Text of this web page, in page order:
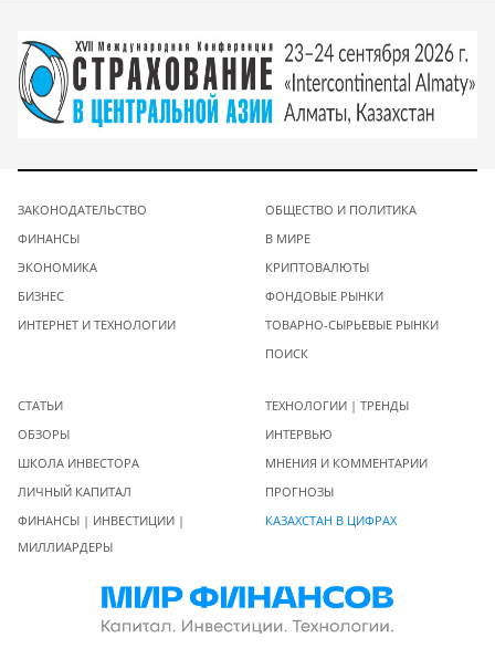
ЗАКОНОДАТЕЛЬСТВО
ФИНАНСЫ
ЭКОНОМИКА
БИЗНЕС
ИНТЕРНЕТ И ТЕХНОЛОГИИ
ОБЩЕСТВО И ПОЛИТИКА
В МИРЕ
КРИПТОВАЛЮТЫ
ФОНДОВЫЕ РЫНКИ
ТОВАРНО-СЫРЬЕВЫЕ РЫНКИ
ПОИСК
СТАТЬИ
ОБЗОРЫ
ШКОЛА ИНВЕСТОРА
ЛИЧНЫЙ КАПИТАЛ
ФИНАНСЫ | ИНВЕСТИЦИИ |
МИЛЛИАРДЕРЫ
ТЕХНОЛОГИИ | ТРЕНДЫ
ИНТЕРВЬЮ
МНЕНИЯ И КОММЕНТАРИИ
ПРОГНОЗЫ
КАЗАХСТАН В ЦИФРАХ